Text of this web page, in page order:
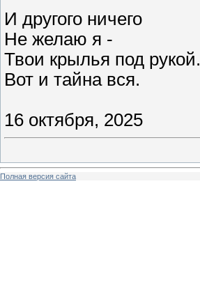
И другого ничего
Не желаю я -
Твои крылья под рукой.
Вот и тайна вся.
16 октября, 2025
Полная версия сайта